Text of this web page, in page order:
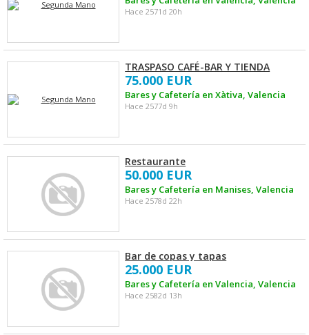
Hace 2571d 20h
TRASPASO CAFÉ-BAR Y TIENDA
75.000 EUR
Bares y Cafetería en Xàtiva, Valencia
Hace 2577d 9h
Restaurante
50.000 EUR
Bares y Cafetería en Manises, Valencia
Hace 2578d 22h
Bar de copas y tapas
25.000 EUR
Bares y Cafetería en Valencia, Valencia
Hace 2582d 13h